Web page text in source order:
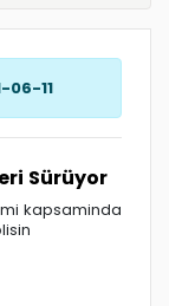
06-11
Sürüyor
kapsaminda